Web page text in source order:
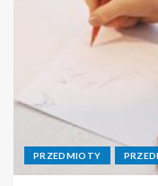
PRZEDMIOTY